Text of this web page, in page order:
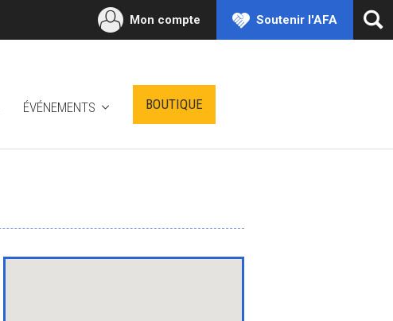
ÉVÉNEMENTS BOUTIQUE
Mon compte Soutenir l'AFA